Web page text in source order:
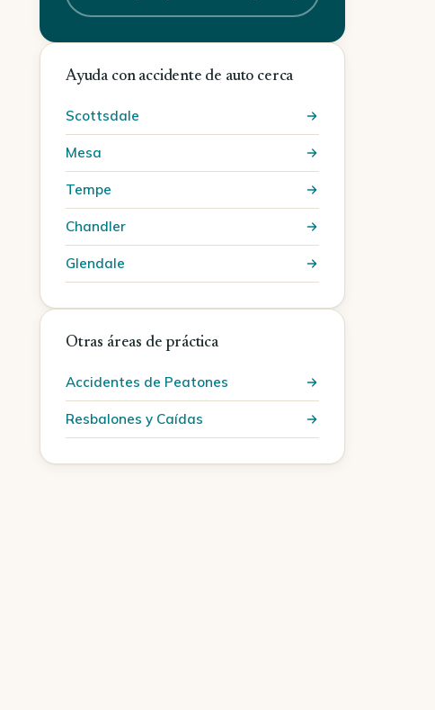
Ayuda con accidente de auto cerca
Scottsdale
Mesa
Tempe
Chandler
Glendale
Otras áreas de práctica
Accidentes de Peatones
Resbalones y Caídas